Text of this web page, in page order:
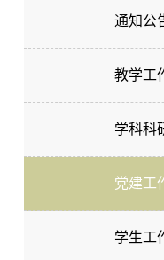
通知公
教学工
学科科
党建工
学生工